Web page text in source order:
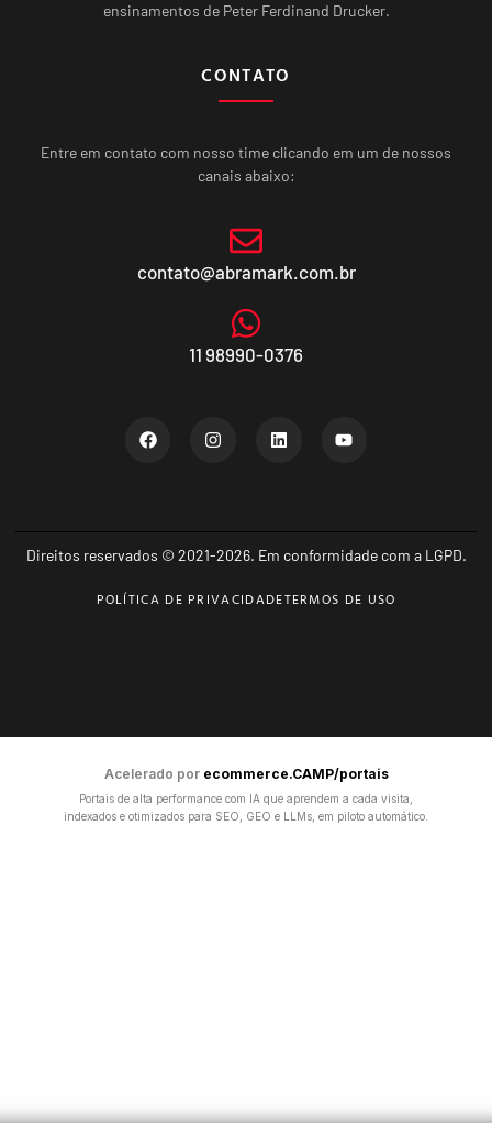
ensinamentos de Peter Ferdinand Drucker.
CONTATO
Entre em contato com nosso time clicando em um de nossos
canais abaixo:
contato@abramark.com.br
11 98990-0376
Direitos reservados © 2021-2026. Em conformidade com a LGPD.
POLÍTICA DE PRIVACIDADETERMOS DE USO
Acelerado por ecommerce.CAMP/portais
Portais de alta performance com IA que aprendem a cada visita,
indexados e otimizados para SEO, GEO e LLMs, em piloto automático.